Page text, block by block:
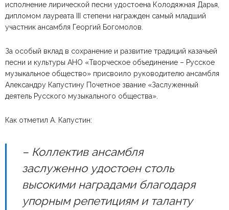
исполнение лирической песни удостоена Колодяжная Дарья,
дипломом лауреата III степени награжден самый младший
участник ансамбля Георгий Богомолов.
За особый вклад в сохранение и развитие традиций казачьей
песни и культуры АНО «Творческое объединение – Русское
музыкальное общество» присвоило руководителю ансамбля
Александру Капустину Почетное звание «Заслуженный
деятель Русского музыкального общества».
Как отметил А. Капустин:
– Коллектив ансамбля
заслуженно удостоен столь
высокими наградами благодаря
упорным репетициям и таланту